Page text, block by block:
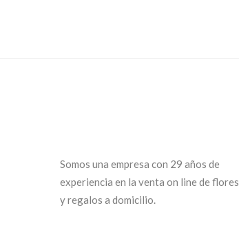
Somos una empresa con 29 años de
experiencia en la venta on line de flores
y regalos a domicilio.